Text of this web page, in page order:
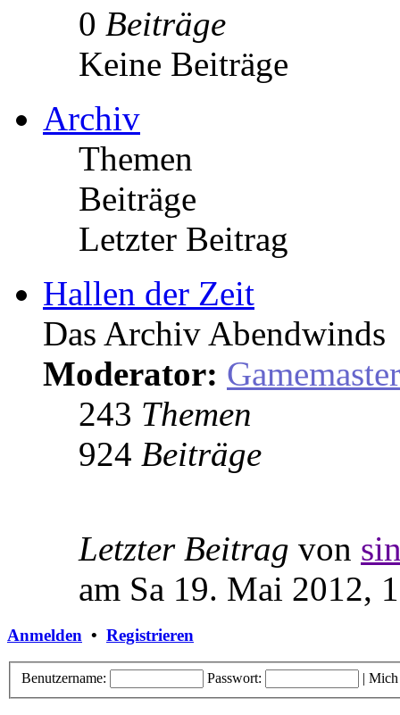
0 Beiträge
Keine Beiträge
Archiv
Themen
Beiträge
Letzter Beitrag
Hallen der Zeit
Das Archiv Abendwinds
Moderator: Gamemaster
243 Themen
924 Beiträge
Letzter Beitrag von
am Sa 19. Mai 2012,
Anmelden • Registrieren
Benutzername: Passwort: | Mich